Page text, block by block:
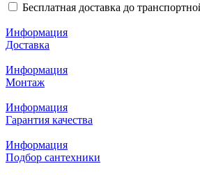
Бесплатная доставка до
Информация
Доставка
Информация
Монтаж
Информация
Гарантия качества
Информация
Подбор сантехники